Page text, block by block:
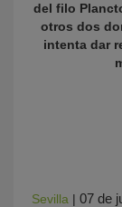
del filo
otros dos
intenta dar
Sevilla | 07 de